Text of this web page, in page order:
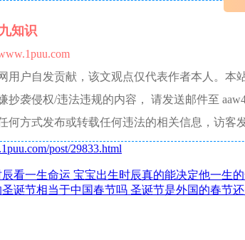
知识
用户自发贡献，该文观点仅代表作者本人。
抄袭侵权/违法违规的内容， 请发送邮件至
何方式发布或转载任何违法的相关信息，访客
post/29833.html
看一生命运 宝宝出生时辰真的能决定他一生的
诞节相当于中国春节吗 圣诞节是外国的春节